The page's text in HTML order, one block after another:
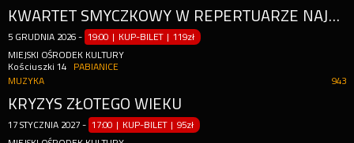
KWARTET SMYCZKOWY W REPERTUARZE NAJWIĘKSZYCH LEGEND MUZYCZNYCH
5 GRUDNIA 2026 - 19:00 | KUP-BILET |119zł
MIEJSKI OŚRODEK KULTURY
Kościuszki 14
PABIANICE
943
MUZYKA
KRYZYS ZŁOTEGO WIEKU
17 STYCZNIA 2027 - 17:00 | KUP-BILET |95zł